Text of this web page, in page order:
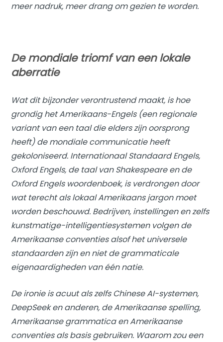
meer nadruk, meer drang om gezien te worden.
De mondiale triomf van een lokale
aberratie
Wat dit bijzonder verontrustend maakt, is hoe
grondig het Amerikaans-Engels (een regionale
variant van een taal die elders zijn oorsprong
heeft) de mondiale communicatie heeft
gekoloniseerd. Internationaal Standaard Engels,
Oxford Engels, de taal van Shakespeare en de
Oxford Engels woordenboek, is verdrongen door
wat terecht als lokaal Amerikaans jargon moet
worden beschouwd. Bedrijven, instellingen en zelfs
kunstmatige-intelligentiesystemen volgen de
Amerikaanse conventies alsof het universele
standaarden zijn en niet de grammaticale
eigenaardigheden van één natie.
De ironie is acuut als zelfs Chinese AI-systemen,
DeepSeek en anderen, de Amerikaanse spelling,
Amerikaanse grammatica en Amerikaanse
conventies als basis gebruiken. Waarom zou een